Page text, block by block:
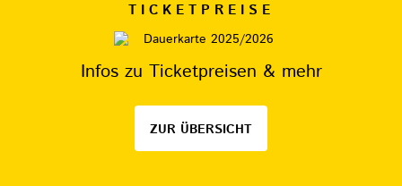
TICKETPREISE
Infos zu Ticketpreisen & mehr
ZUR ÜBERSICHT